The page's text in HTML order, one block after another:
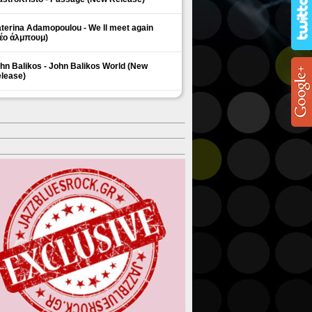
Adamopoulou - We ll meet again
άλμπουμ)
Balikos - John Balikos World (New